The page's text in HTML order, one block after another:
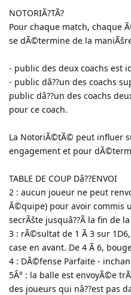
NOTORIÃ?TÃ?
Pour chaque match, chaque
se dÃ©termine de la
- public des deux coachs est
- public dâ??un des coachs
public dâ??un des coachs
pour ce coach.
La NotoriÃ©tÃ© peut influer
engagement et pour
TABLE DE COUP Dâ??ENVOI
2 : aucun joueur ne peut
Ã©quipe) pour avoir commis
secrÃšte jusquâ??Ã la fin de
3 : rÃ©sultat de 1 Ã 3 sur
case en avant. De 4 Ã 6,
4 : DÃ©fense Parfaite -
5Â° : la balle est envoyÃ©e
des joueurs qui nâ??est pas